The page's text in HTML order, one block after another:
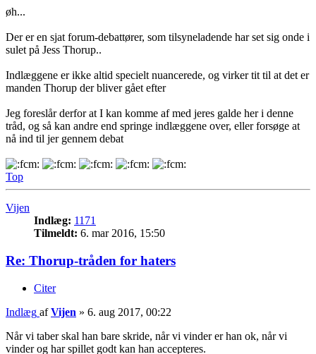
øh...
Der er en sjat forum-debattører, som tilsyneladende har set sig onde i
sulet på Jess Thorup..
Indlæggene er ikke altid specielt nuancerede, og virker tit til at det er
manden Thorup der bliver gået efter
Jeg foreslår derfor at I kan komme af med jeres galde her i denne
tråd, og så kan andre end springe indlæggene over, eller forsøge at
nå ind til jer gennem debat
Top
Vijen
Indlæg: 1171
Tilmeldt: 6. mar 2016, 15:50
Re: Thorup-tråden for haters
Citer
Indlæg afVijen » 6. aug 2017, 00:22
Når vi taber skal han bare skride, når vi vinder er han ok, når vi
vinder og har spillet godt kan han accepteres.